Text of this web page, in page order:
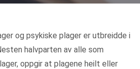
og psykiske plager er utbreidde i
halvparten av alle som
oppgir at plagene heilt eller